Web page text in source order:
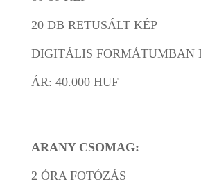
20 DB RETUSÁLT KÉP
DIGITÁLIS FORMÁTUMBAN
ÁR: 40.000 HUF
ARANY CSOMAG:
2 ÓRA FOTÓZÁS